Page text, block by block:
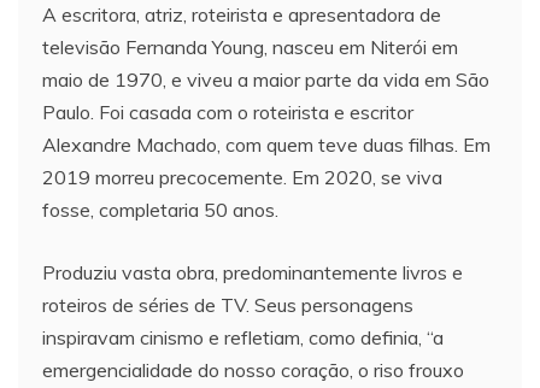
A escritora, atriz, roteirista e apresentadora de
televisão Fernanda Young, nasceu em Niterói em
maio de 1970, e viveu a maior parte da vida em São
Paulo. Foi casada com o roteirista e escritor
Alexandre Machado, com quem teve duas filhas. Em
2019 morreu precocemente. Em 2020, se viva
fosse, completaria 50 anos.
Produziu vasta obra, predominantemente livros e
roteiros de séries de TV. Seus personagens
inspiravam cinismo e refletiam, como definia, “a
emergencialidade do nosso coração, o riso frouxo